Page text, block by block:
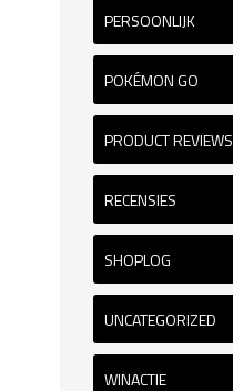
PERSOONLIJK
POKÉMON GO
PRODUCT REVIEWS
RECENSIES
SHOPLOG
UNCATEGORIZED
WINACTIE